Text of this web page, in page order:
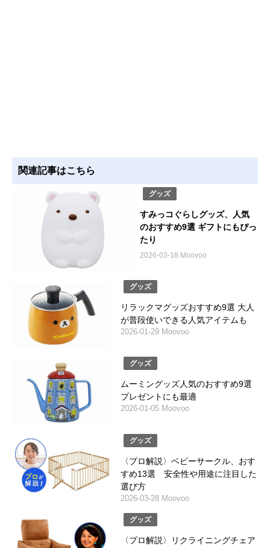
関連記事はこちら
グッズ
すみっコぐらしグッズ、人気
のおすすめ9選 ギフトにもぴっ
たり
2026-03-18 Moovoo
グッズ
リラックマグッズおすすめ9選 大人
が普段使いできる人気アイテムも
2026-01-29 Moovoo
グッズ
ムーミングッズ人気のおすすめ9選
プレゼントにも最適
2026-01-05 Moovoo
グッズ
〈プロ解説〉ベビーサークル、おす
すめ13選 安全性や用途に注目した
選び方
2026-03-28 Moovoo
グッズ
〈プロ解説〉リクライニングチェア